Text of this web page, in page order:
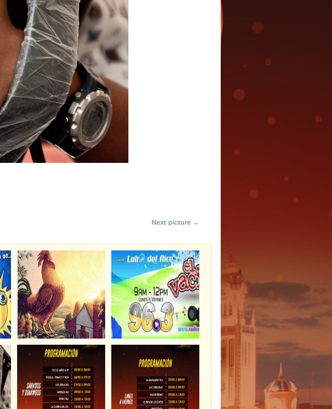
Next picture →